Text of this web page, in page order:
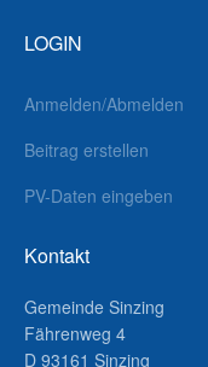
LOGIN
Anmelden/Abmelden
Beitrag erstellen
PV-Daten eingeben
Kontakt
Gemeinde Sinzing
Fährenweg 4
D 93161 Sinzing